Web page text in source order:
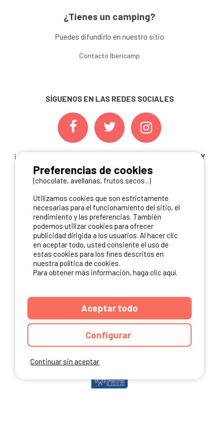
¿Tienes un camping?
Puedes difundirlo en nuestro sitio
Contacto Ibericamp
SÍGUENOS EN LAS REDES SOCIALES
¡ Y NO TE PIERDAS NUESTRAS
OFERTAS, CONCURSOS Y
NOVEDADESINSCRIBIÉNDOTE A NUESTRA
NEWSLETTER!
ME INSCRIBO
NUESTROS PARTNERS
Continuar sin aceptar
Preferencias de cookies
(chocolate, avellanas, frutos secos...)
Utilizamos cookies que son estrictamente
necesarias para el funcionamiento del sitio, el
rendimiento y las preferencias. También
podemos utilizar cookies para ofrecer
publicidad dirigida a los usuarios. Al hacer clic
en aceptar todo, usted consiente el uso de
estas cookies para los fines descritos en
nuestra política de cookies.
Para obtener más información, haga clic aquí.
Aceptar todo
Configurar